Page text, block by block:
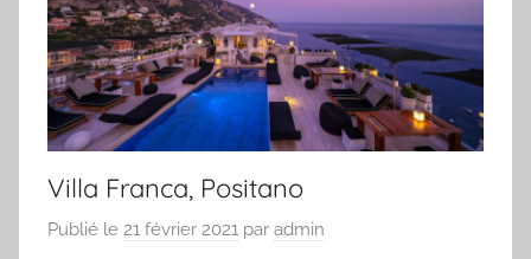
Villa Franca, Positano
Publié le 21 février 2021 par admin